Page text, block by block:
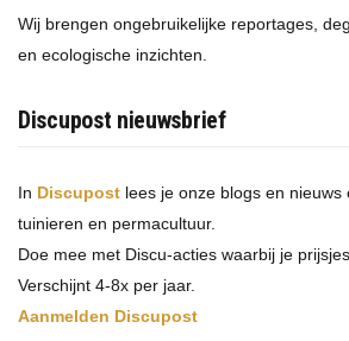
Wij brengen ongebruikelijke reportages,
en ecologische inzichten.
Discupost nieuwsbrief
In Discupost lees je onze blogs en nieuws
tuinieren en permacultuur.
Doe mee met Discu-acties waarbij je
Verschijnt 4-8x per jaar.
Aanmelden Discupost